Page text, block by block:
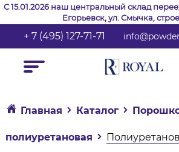
С 15.01.2026 наш центральный склад
Егорьевск, ул. Смычка,
+ 7 (495) 127-71-71
Главная Каталог
полиуретановая